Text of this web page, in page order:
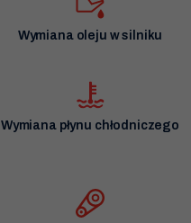
Wymiana oleju w silniku
Wymiana płynu chłodniczego